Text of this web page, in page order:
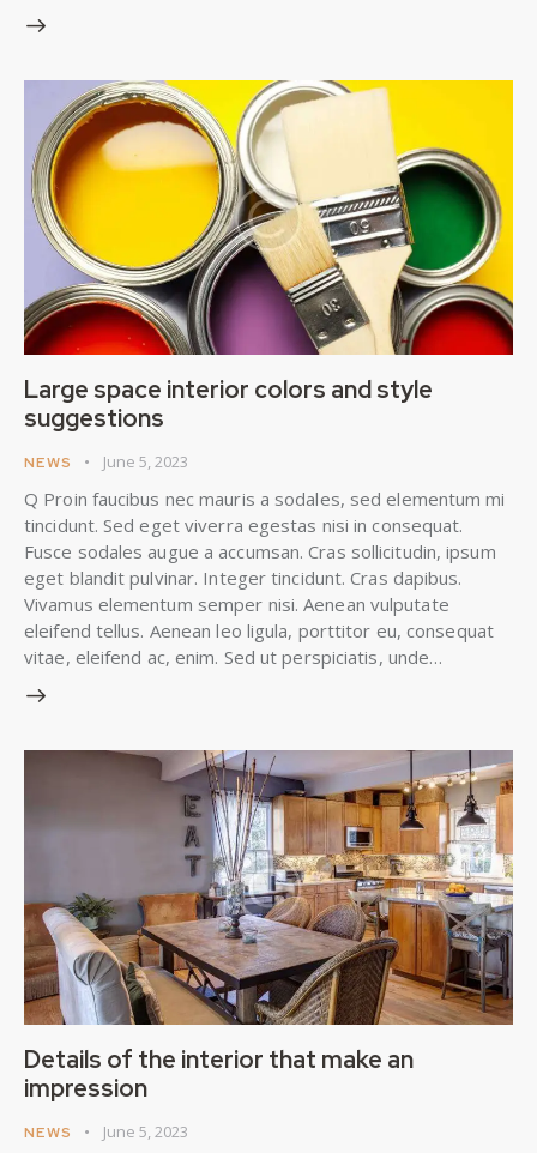
Large space interior colors and style
suggestions
NEWS June 5, 2023
Q Proin faucibus nec mauris a sodales, sed elementum mi
tincidunt. Sed eget viverra egestas nisi in consequat.
Fusce sodales augue a accumsan. Cras sollicitudin, ipsum
eget blandit pulvinar. Integer tincidunt. Cras dapibus.
Vivamus elementum semper nisi. Aenean vulputate
eleifend tellus. Aenean leo ligula, porttitor eu, consequat
vitae, eleifend ac, enim. Sed ut perspiciatis, unde…
Details of the interior that make an
impression
NEWS June 5, 2023